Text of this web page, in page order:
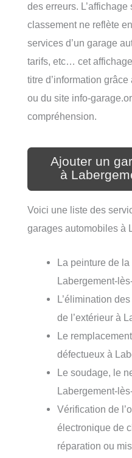
des erreurs.
classement ne reflète
services d’un garage
tarifs, etc… cet
titre d’information
ou du site info-
compréhension.
Ajouter un
à
Voici une liste des
garages automobiles à
La peinture de
Labergement-
L’élimination
de l’extérieur à
Le
défectueux à
Le soudage, le
Labergement-
Vérification de
électronique de
réparation ou